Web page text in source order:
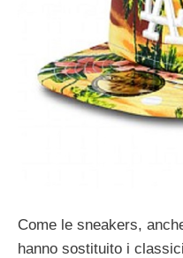
Come le sneakers,
hanno sostituito i